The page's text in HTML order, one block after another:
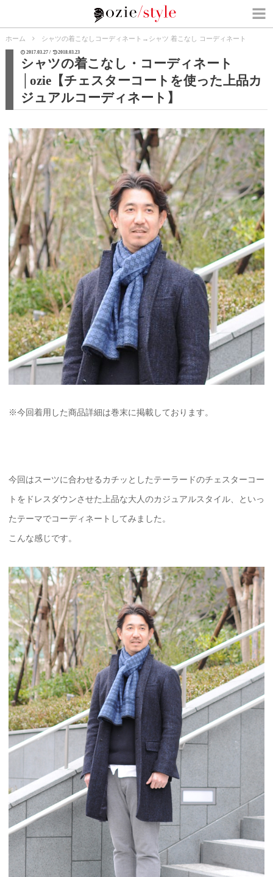
ホーム シャツの着こなしコーディネート → シャツ 着こなし コーディネート
2017.03.27 / 2018.03.23
シャツの着こなし・コーディネート
│ozie【チェスターコートを使った上品カ
ジュアルコーディネート】
※今回着用した商品詳細は巻末に掲載しております。
今回はスーツに合わせるカチッとしたテーラードのチェスターコー
トをドレスダウンさせた上品な大人のカジュアルスタイル、といっ
たテーマでコーディネートしてみました。
こんな感じです。